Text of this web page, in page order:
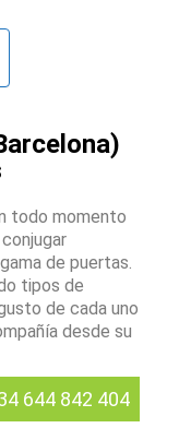
todo momento
de puertas.
tipos de
de cada uno
desde su
644 842 404